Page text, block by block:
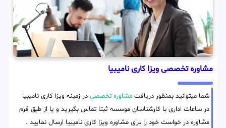
مشاوره تخصصی ویزا کاری نامیبیا
شما میتوانید بمنظور دریافت مشاوره تخصصی در زمینه ویزا کاری نامیبیا
در ساعات اداری با کارشناسان موسسه ثبتا تماس بگیرید و یا از طیق فرم
مشاوره در خواست خود را برای مشاوره ویزا کاری نامیبیا ارسال نمایید .